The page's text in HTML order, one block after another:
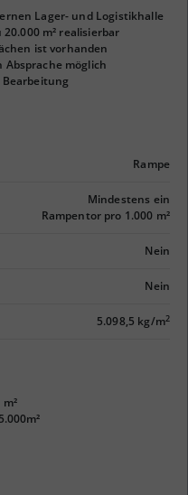
Lager- und Logistikhalle
m² realisierbar
ist vorhanden
möglich
Rampe
Mindestens ein
Rampentor pro 1.000 m²
Nein
Nein
5.098,5 kg/m2